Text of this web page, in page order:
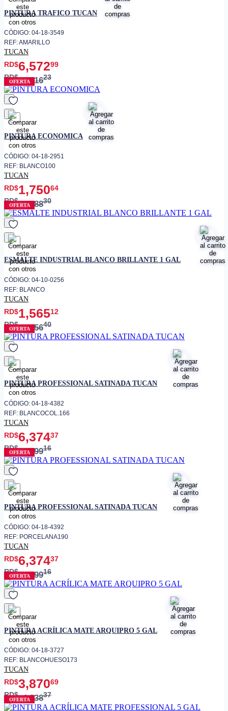
favorito
PINTURA TRAFICO TUCAN
CÓDIGO: 04-18-3549
REF: AMARILLO
TUCAN
RD$6,57299
RD$8,21623
OFERTA
favorito
PINTURA ECONOMICA
CÓDIGO: 04-18-2951
REF: BLANCO100
TUCAN
RD$1,75064
RD$2,18830
OFERTA
favorito
ESMALTE INDUSTRIAL BLANCO BRILLANTE 1 GAL
CÓDIGO: 04-10-0256
REF: BLANCO
TUCAN
RD$1,56512
RD$1,95640
OFERTA
favorito
PINTURA PROFESSIONAL SATINADA TUCAN
CÓDIGO: 04-18-4382
REF: BLANCOCOL.166
TUCAN
RD$6,37437
RD$8,49916
OFERTA
favorito
PINTURA PROFESSIONAL SATINADA TUCAN
CÓDIGO: 04-18-4392
REF: PORCELANA190
TUCAN
RD$6,37437
RD$8,49916
OFERTA
favorito
PINTURA ACRÍLICA MATE ARQUIPRO 5 GAL
CÓDIGO: 04-18-3727
REF: BLANCOHUESO173
TUCAN
RD$3,87069
RD$4,83837
OFERTA